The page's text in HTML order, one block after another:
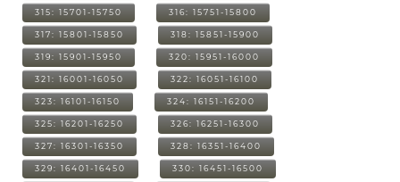
315: 15701-15750 316: 15751-15800
317: 15801-15850 318: 15851-15900
319: 15901-15950 320: 15951-16000
321: 16001-16050 322: 16051-16100
323: 16101-16150 324: 16151-16200
325: 16201-16250 326: 16251-16300
327: 16301-16350 328: 16351-16400
329: 16401-16450 330: 16451-16500